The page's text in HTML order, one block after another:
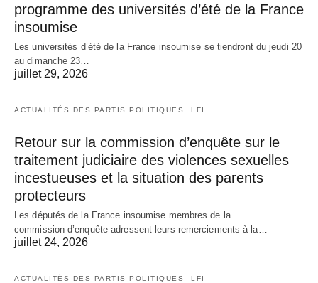
programme des universités d’été de la France
insoumise
Les universités d’été de la France insoumise se tiendront du jeudi 20
au dimanche 23…
juillet 29, 2026
ACTUALITÉS DES PARTIS POLITIQUES LFI
Retour sur la commission d’enquête sur le
traitement judiciaire des violences sexuelles
incestueuses et la situation des parents
protecteurs
Les députés de la France insoumise membres de la
commission d’enquête adressent leurs remerciements à la…
juillet 24, 2026
ACTUALITÉS DES PARTIS POLITIQUES LFI